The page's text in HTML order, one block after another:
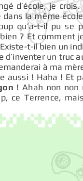
d’école, je
dans la même
qu’a-t-il pu se
? Et comment
t-il bien un
d’inventer un truc
à ma
aussi ! Haha ! Et
! Ahah non
ce Terrence,